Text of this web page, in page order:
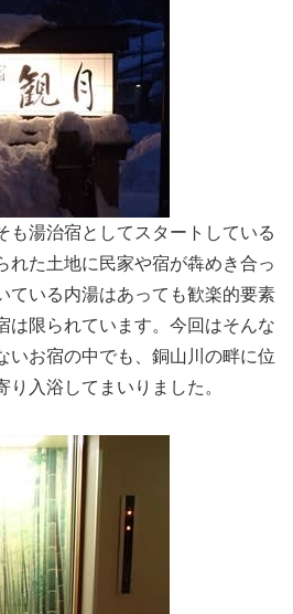
も湯治宿としてスタートしている
れた土地に民家や宿が犇めき合っ
ている内湯はあっても歓楽的要素
は限られています。今回はそんな
いお宿の中でも、銅山川の畔に位
入浴してまいりました。